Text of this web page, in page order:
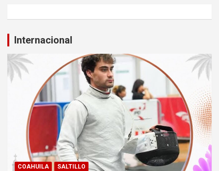
Internacional
COAHUILA SALTILLO